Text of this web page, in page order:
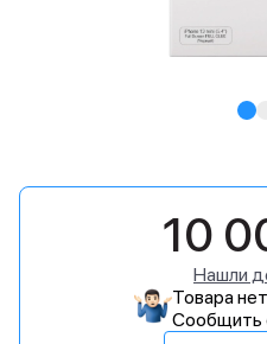
10
Нашли
Товара
Сообщить